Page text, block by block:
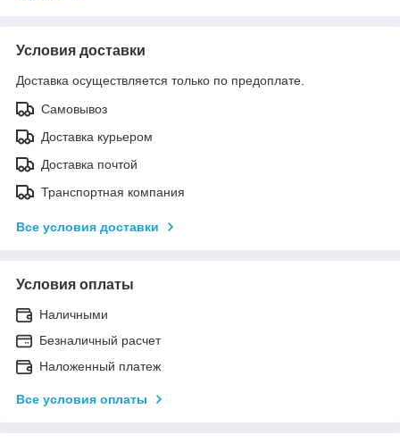
Условия доставки
Доставка осуществляется только по предоплате.
Самовывоз
Доставка курьером
Доставка почтой
Транспортная компания
Все условия доставки
Условия оплаты
Наличными
Безналичный расчет
Наложенный платеж
Все условия оплаты